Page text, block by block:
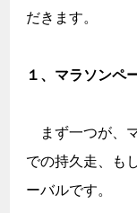
だきます。
１、マラソンペ
まず一つが、
での持久走、も
ーバルです。